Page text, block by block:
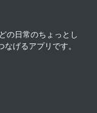
の日常のちょっとし
げるアプリです。